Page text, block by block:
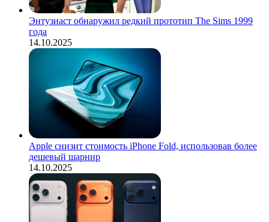
Энтузиаст обнаружил редкий прототип The Sims 1999
года
14.10.2025
Apple снизит стоимость iPhone Fold, использовав более
дешевый шарнир
14.10.2025